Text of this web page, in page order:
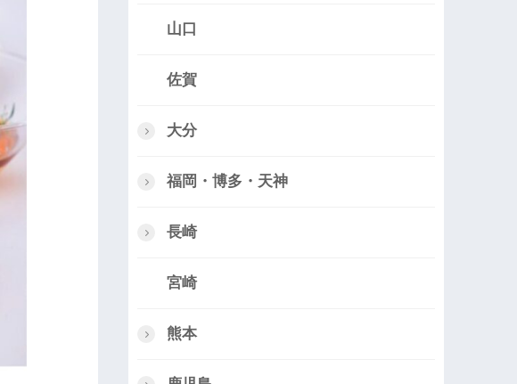
山口
佐賀
大分
福岡・博多・天神
長崎
宮崎
熊本